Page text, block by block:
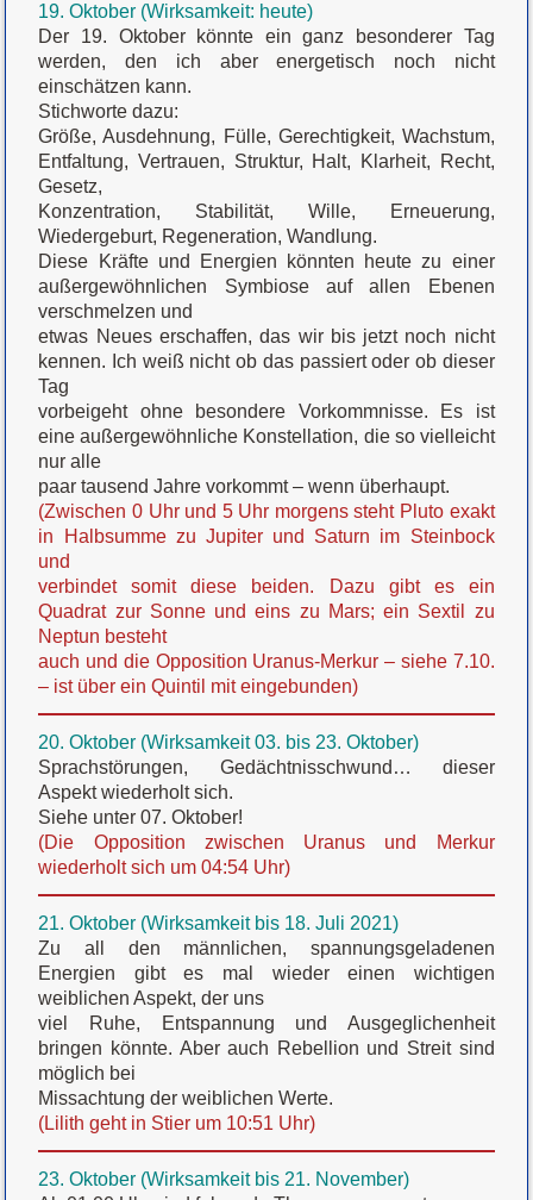
19. Oktober (Wirksamkeit: heute)
Der 19. Oktober könnte ein ganz besonderer Tag
werden, den ich aber energetisch noch nicht
einschätzen kann.
Stichworte dazu:
Größe, Ausdehnung, Fülle, Gerechtigkeit, Wachstum,
Entfaltung, Vertrauen, Struktur, Halt, Klarheit, Recht,
Gesetz,
Konzentration, Stabilität, Wille, Erneuerung,
Wiedergeburt, Regeneration, Wandlung.
Diese Kräfte und Energien könnten heute zu einer
außergewöhnlichen Symbiose auf allen Ebenen
verschmelzen und
etwas Neues erschaffen, das wir bis jetzt noch nicht
kennen. Ich weiß nicht ob das passiert oder ob dieser
Tag
vorbeigeht ohne besondere Vorkommnisse. Es ist
eine außergewöhnliche Konstellation, die so vielleicht
nur alle
paar tausend Jahre vorkommt – wenn überhaupt.
(Zwischen 0 Uhr und 5 Uhr morgens steht Pluto exakt
in Halbsumme zu Jupiter und Saturn im Steinbock
und
verbindet somit diese beiden. Dazu gibt es ein
Quadrat zur Sonne und eins zu Mars; ein Sextil zu
Neptun besteht
auch und die Opposition Uranus-Merkur – siehe 7.10.
– ist über ein Quintil mit eingebunden)
20. Oktober (Wirksamkeit 03. bis 23. Oktober)
Sprachstörungen, Gedächtnisschwund… dieser
Aspekt wiederholt sich.
Siehe unter 07. Oktober!
(Die Opposition zwischen Uranus und Merkur
wiederholt sich um 04:54 Uhr)
21. Oktober (Wirksamkeit bis 18. Juli 2021)
Zu all den männlichen, spannungsgeladenen
Energien gibt es mal wieder einen wichtigen
weiblichen Aspekt, der uns
viel Ruhe, Entspannung und Ausgeglichenheit
bringen könnte. Aber auch Rebellion und Streit sind
möglich bei
Missachtung der weiblichen Werte.
(Lilith geht in Stier um 10:51 Uhr)
23. Oktober (Wirksamkeit bis 21. November)